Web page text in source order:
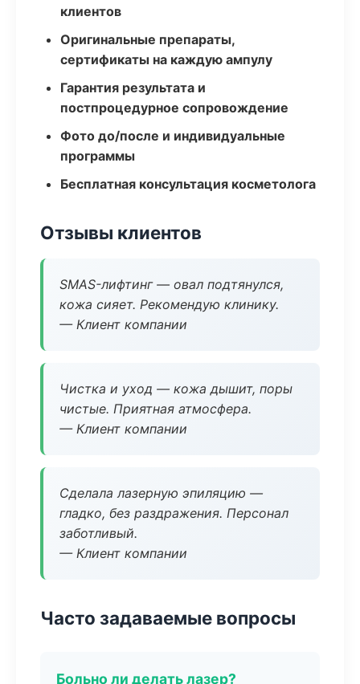
клиентов
Оригинальные препараты,
сертификаты на каждую ампулу
Гарантия результата и
постпроцедурное сопровождение
Фото до/после и индивидуальные
программы
Бесплатная консультация косметолога
Отзывы клиентов
SMAS-лифтинг — овал подтянулся,
кожа сияет. Рекомендую клинику.
— Клиент компании
Чистка и уход — кожа дышит, поры
чистые. Приятная атмосфера.
— Клиент компании
Сделала лазерную эпиляцию —
гладко, без раздражения. Персонал
заботливый.
— Клиент компании
Часто задаваемые вопросы
Больно ли делать лазер?